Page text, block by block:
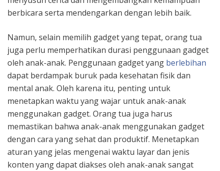
berbicara serta mendengarkan dengan lebih baik.
Namun, selain memilih gadget yang tepat, orang tua
juga perlu memperhatikan durasi penggunaan gadget
oleh anak-anak. Penggunaan gadget yang berlebihan
dapat berdampak buruk pada kesehatan fisik dan
mental anak. Oleh karena itu, penting untuk
menetapkan waktu yang wajar untuk anak-anak
menggunakan gadget. Orang tua juga harus
memastikan bahwa anak-anak menggunakan gadget
dengan cara yang sehat dan produktif. Menetapkan
aturan yang jelas mengenai waktu layar dan jenis
konten yang dapat diakses oleh anak-anak sangat